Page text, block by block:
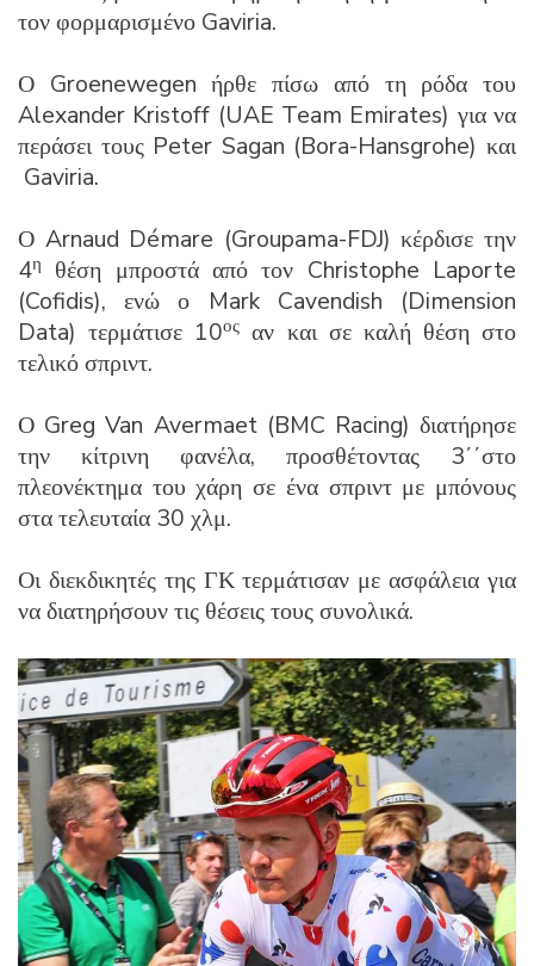
τον φορμαρισμένο Gaviria.
Ο Groenewegen ήρθε πίσω από τη ρόδα του
Alexander Kristoff (UAE Team Emirates) για να
περάσει τους Peter Sagan (Bora-Hansgrohe) και
Gaviria.
Ο Arnaud Démare (Groupama-FDJ) κέρδισε την
4η
θέση μπροστά από τον Christophe Laporte
(Cofidis), ενώ ο Mark Cavendish (Dimension
Data) τερμάτισε 10ος αν και σε καλή θέση στο
τελικό σπριντ.
Ο Greg Van Avermaet (BMC Racing) διατήρησε
την κίτρινη φανέλα, προσθέτοντας 3΄΄στο
πλεονέκτημα του χάρη σε ένα σπριντ με μπόνους
στα τελευταία 30 χλμ.
Οι διεκδικητές της ΓΚ τερμάτισαν με ασφάλεια για
να διατηρήσουν τις θέσεις τους συνολικά.